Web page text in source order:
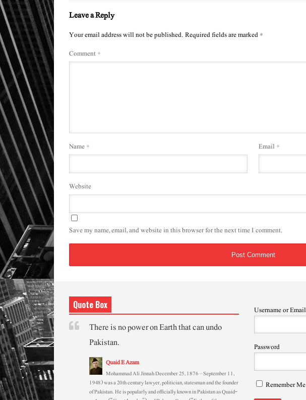
Leave a Reply
Your email address will not be published.Required fields are marked*
Comment*
Name* Email *
Website
Save my name, email, and website in this browser for the next time I comment.
Quote Box
There is no power on Earth that can undo
Pakistan.
Quaid E Azam
Mohammad Ali Jinnah December 25, 1876 – September 11,
1948) was a 20th century lawyer, politician, statesman and the founder
of Pakistan. He is popularly and officially known in Pakistan as Quaid-
Username or Email
Password
Remember Me